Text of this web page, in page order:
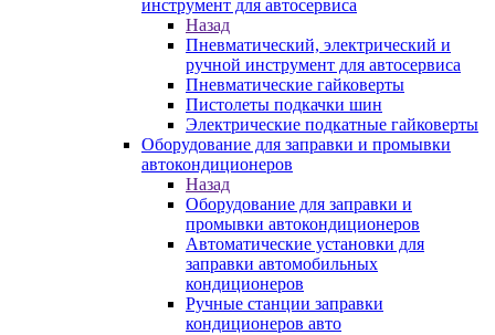
инструмент для автосервиса
Назад
Пневматический, электрический и
ручной инструмент для автосервиса
Пневматические гайковерты
Пистолеты подкачки шин
Электрические подкатные гайковерты
Оборудование для заправки и промывки
автокондиционеров
Назад
Оборудование для заправки и
промывки автокондиционеров
Автоматические установки для
заправки автомобильных
кондиционеров
Ручные станции заправки
кондиционеров авто